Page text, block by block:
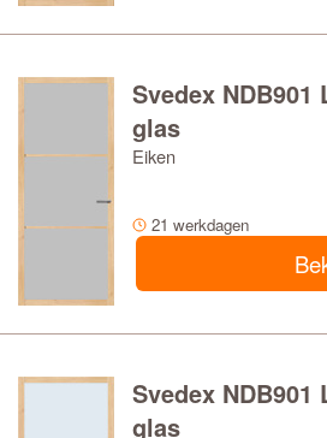
Svedex
glas
Eiken
21 werkdagen
Svedex
glas